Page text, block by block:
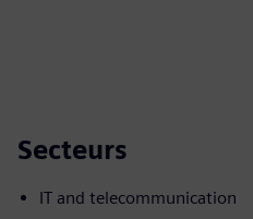
Secteurs
IT and telecommunication